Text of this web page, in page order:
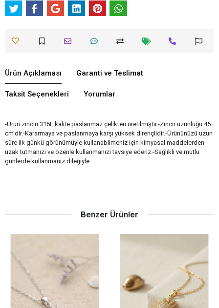
Ürün Açıklaması Garanti ve Teslimat
Taksit Seçenekleri Yorumlar
-Ürün zinciri 316L kalite paslanmaz çelikten üretilmiştir.-Zincir uzunluğu 45
cm'dir.-Kararmaya ve paslanmaya karşı yüksek dirençlidir.-Ürününüzü uzun
süre ilk günkü görünümüyle kullanabilmeniz için kimyasal maddelerden
uzak tutmanızı ve özenle kullanmanızı tavsiye ederiz.-Sağlıklı ve mutlu
günlerde kullanmanız dileğiyle.
Benzer Ürünler